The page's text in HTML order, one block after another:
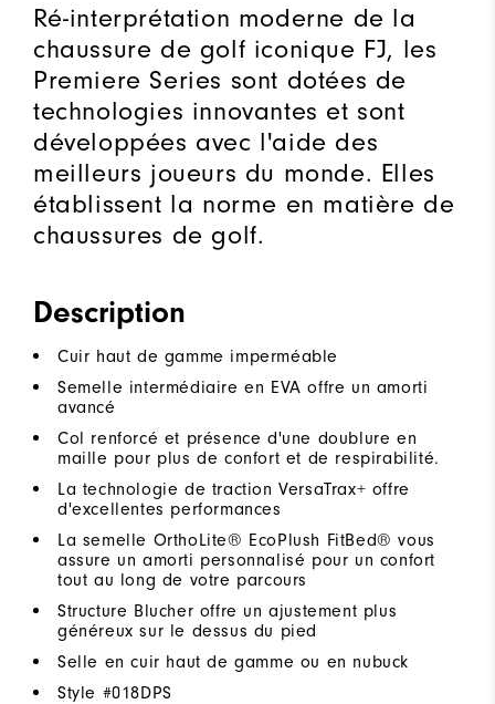
Ré-interprétation moderne de la
chaussure de golf iconique FJ, les
Premiere Series sont dotées de
technologies innovantes et sont
développées avec l'aide des
meilleurs joueurs du monde. Elles
établissent la norme en matière de
chaussures de golf.
Description
Cuir haut de gamme imperméable
Semelle intermédiaire en EVA offre un amorti
avancé
Col renforcé et présence d'une doublure en
maille pour plus de confort et de respirabilité.
La technologie de traction VersaTrax+ offre
d'excellentes performances
La semelle OrthoLite® EcoPlush FitBed® vous
assure un amorti personnalisé pour un confort
tout au long de votre parcours
Structure Blucher offre un ajustement plus
généreux sur le dessus du pied
Selle en cuir haut de gamme ou en nubuck
Style #018DPS